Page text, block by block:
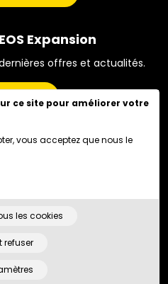
Expansion
offres et actualités.
ce site pour améliorer votre
vous acceptez que nous le
les cookies
refuser